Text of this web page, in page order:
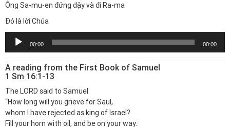
Ông Sa-mu-en đứng dậy và đi Ra-ma
Đó là lời Chúa
Trình
chơi
00:00 00:00
A reading from the First Book of Samuel
1 Sm 16:1-13
The LORD said to Samuel:
“How long will you grieve for Saul,
whom I have rejected as king of Israel?
Fill your horn with oil, and be on your way.